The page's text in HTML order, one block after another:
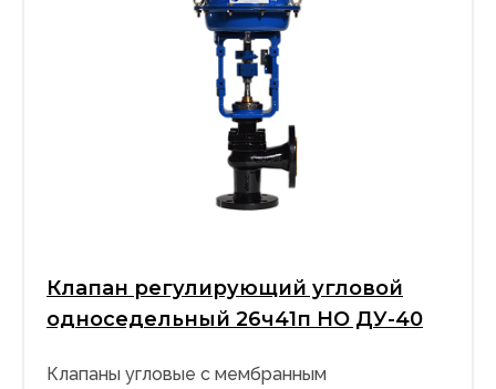
Клапан регулирующий угловой
односедельный 26ч41п НО ДУ-40
Клапаны угловые с мембранным